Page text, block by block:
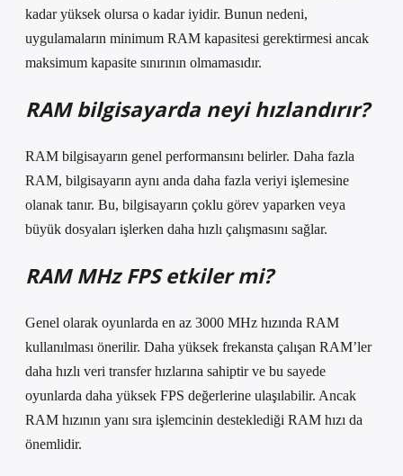
kadar yüksek olursa o kadar iyidir. Bunun nedeni,
uygulamaların minimum RAM kapasitesi gerektirmesi ancak
maksimum kapasite sınırının olmamasıdır.
RAM bilgisayarda neyi hızlandırır?
RAM bilgisayarın genel performansını belirler. Daha fazla
RAM, bilgisayarın aynı anda daha fazla veriyi işlemesine
olanak tanır. Bu, bilgisayarın çoklu görev yaparken veya
büyük dosyaları işlerken daha hızlı çalışmasını sağlar.
RAM MHz FPS etkiler mi?
Genel olarak oyunlarda en az 3000 MHz hızında RAM
kullanılması önerilir. Daha yüksek frekansta çalışan RAM’ler
daha hızlı veri transfer hızlarına sahiptir ve bu sayede
oyunlarda daha yüksek FPS değerlerine ulaşılabilir. Ancak
RAM hızının yanı sıra işlemcinin desteklediği RAM hızı da
önemlidir.